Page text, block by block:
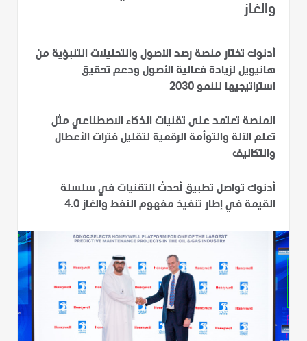
والغاز
أدنوك تختار منصة رصد الأصول والتحليلات التنبؤية من
هانيويل لزيادة فعالية الأصول ودعم تحقيق
استراتيجيها للنمو 2030
المنصة تعتمد على تقنيات الذكاء الاصطناعي مثل
تعلم الآلة والتوأمة الرقمية لتقليل فترات الأعطال
والتكاليف
أدنوك تواصل تطبيق أحدث التقنيات في سلسلة
القيمة في إطار تنفيذ مفهوم النفط والغاز 4.0